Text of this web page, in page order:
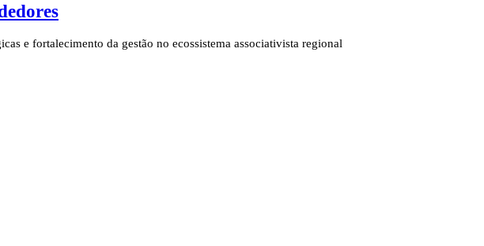
e fortalecimento da gestão no ecossistema associativista regional